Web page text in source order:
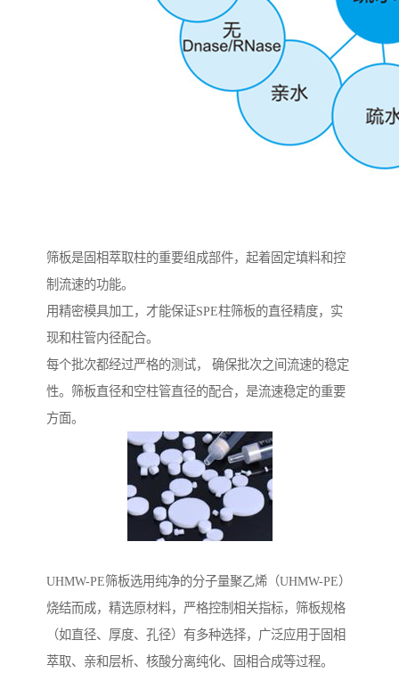
筛板是固相萃取柱的重要组成部件，起着固定填料和控
制流速的功能。
用精密模具加工，才能保证SPE柱筛板的直径精度，实
现和柱管内径配合。
每个批次都经过严格的测试， 确保批次之间流速的稳定
性。筛板直径和空柱管直径的配合，是流速稳定的重要
方面。
UHMW-PE筛板选用纯净的分子量聚乙烯（UHMW-PE）
烧结而成，精选原材料，严格控制相关指标，筛板规格
（如直径、厚度、孔径）有多种选择，广泛应用于固相
萃取、亲和层析、核酸分离纯化、固相合成等过程。